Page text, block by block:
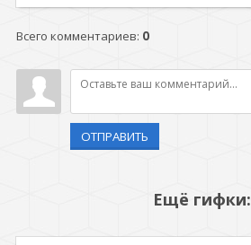
Всего комментариев: 0
ОТПРАВИТЬ
Ещё гифки: